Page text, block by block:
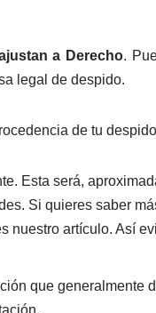
a Derecho.
legal de despido.
de tu
Esta será,
Si quieres saber
nuestro artículo. Así
que generalmente